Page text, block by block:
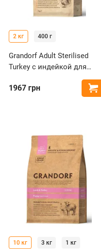
2 кг 400 г
Grandorf Adult Sterilised
Turkey с индейкой для
стерилизованных кошек
1967 грн
10 кг 3 кг 1 кг